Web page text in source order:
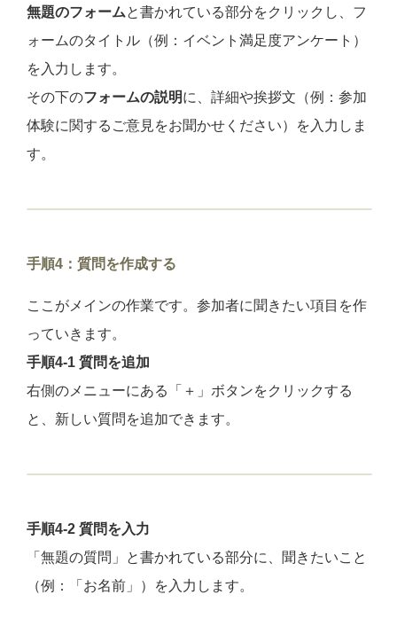
無題のフォームと書かれている部分をクリックし、フ
ォームのタイトル（例：イベント満足度アンケート）
を入力します。
その下のフォームの説明に、詳細や挨拶文（例：参加
体験に関するご意見をお聞かせください）を入力しま
す。
手順4：質問を作成する
ここがメインの作業です。参加者に聞きたい項目を作
っていきます。
手順4-1 質問を追加
右側のメニューにある「＋」ボタンをクリックする
と、新しい質問を追加できます。
手順4-2 質問を入力
「無題の質問」と書かれている部分に、聞きたいこと
（例：「お名前」）を入力します。